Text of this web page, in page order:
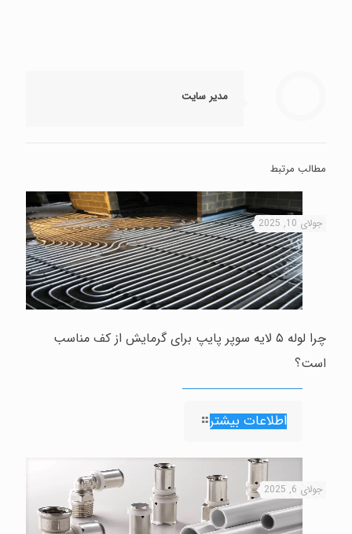
مدیر سایت
مطالب مرتبط
جولای 10, 2025
چرا لوله ۵ لایه سوپر پایپ برای گرمایش از کف مناسب
است؟
اطلاعات بیشتر
جولای 6, 2025